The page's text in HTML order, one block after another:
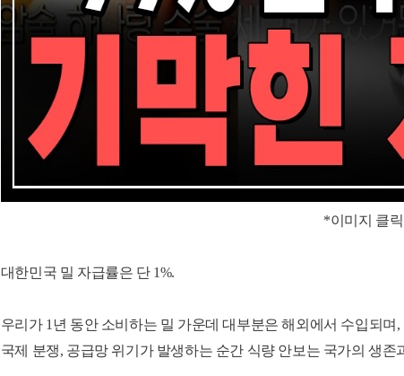
*이미지 클
대한민국 밀 자급률은 단 1%.
우리가 1년 동안 소비하는 밀 가운데 대부분은 해외에서 수입되
국제 분쟁, 공급망 위기가 발생하는 순간 식량 안보는 국가의 생존